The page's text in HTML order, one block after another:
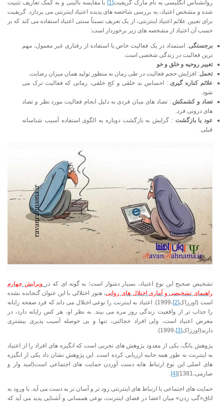
روانشناس انگلیسی به نام مارک گریفیت[1]
با مقایسه بالینی و به کمک تعاریف تثبیت
شده و مشخص اعتیاد، به بررسی شاخصه های پدیده اعتیاد اینترنتی می پردازد. گریفیت
برای تعیین علائم اعتیاد اینترنتی، از یک تعریف نسبتاً سنتی اعتیاد استفاده می کند که بر
حسب آن اعتیاد از مشخصه های زیر برخوردار است:
برجستگی: استمداد در یک فعالیت خاص یا استفاده از رفتاری غیر معمول، مهم
ترین فعالیت در زندگی شخصی است.
تغییر روحیه و خلق و خو
تحمل: افزایش حجم فعالیت در طی زمان به منظور تولید همان میزان رضایت.
علائم کناره گیری: احساس بد خلقی و کج خلقی، زمانی که فعالیت ترک می
شود.
تضاد و کشمکش: تضاد های میان فردی به دلیل انجام فعالیت مورد نظر و تضاد
های درونی فرد.
عود یا بازگشت : گرایش به بازگشت دوباره به الگوی استفاده آسیب شناسانه
قبلی.
تشخیص صحیح این نوع اعتیاد، بسیار دشوار است؛ به گونه ای که در
ویرایش چهارم
راهنمای تشخیصی و آماری اختلال های روانی، هنوز اختلالی با این عنوان گنجانده نشده
است (اورزاک[2]
،1999). اعتیاد به اینترنت را نوعی اختلال می داند که فرد صفحه رایانه
را جذاب تر از واقعیت زندگی روز مره می بیند. به نظر او، هر کس رایانه دارد، در
معرض اعتیاد است، ولی افراد خجالتی، تنها و بی حوصله آسیب پذیری بیشتری
دارند(اورزاک[3] ،1999).
پژوهش یانگ، یکی از معدود پژوهش های تجربی است که انگیزه های افراد را از اعتیاد
به اینترنت به طور همه جانبه ارزیابی کرده است. این پژوهش نشان داد یکی از انگیزه
های اصلی این نوع ارتباط هابه دست آوردن حمایت های اجتماعی است(امید وار و
صارمی،1381)
[4]
حمایت های اجتماعی با ارتباط های اینترنتی زود تر و آسان تر به دست می آید. با ورود به
اتاق«گپ زدن» میان اعضا در فضای اینترنت، نوعی همسانی و آشنایی پدید می آید که